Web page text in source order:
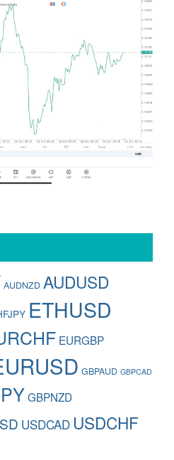
AUDNZD AUDUSD
ETHUSD
EURGBP
GBPAUD GBPCAD
GBPNZD
USDCAD USDCHF